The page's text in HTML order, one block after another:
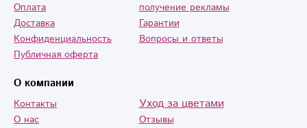
Оплата
Доставка
Конфиденциальность
Публичная оферта
получение рекламы
Гарантии
Вопросы и ответы
О компании
Контакты
О нас
Уход за цветами
Отзывы